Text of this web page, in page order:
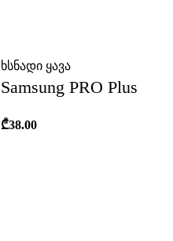
ხსნადი ყავა
Samsung PRO Plus
₾38.00